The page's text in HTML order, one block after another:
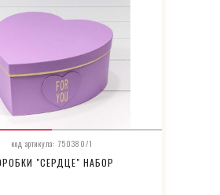
код артикула: 750380/1
"СЕРДЦЕ" НАБОР